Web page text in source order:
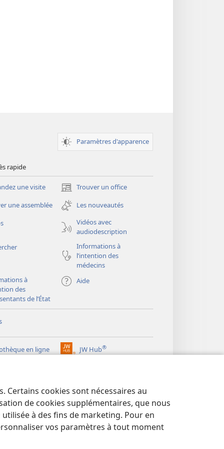
Certains cookies sont nécessaires au
de cookies supplémentaires, que nous
à des fins de marketing. Pour en
vos paramètres à tout moment
Paramètres d'apparence
rapide
une visite Trouver un office
(ouvre
une
nouvelle
fenêtre)
une assemblée
Les nouveautés
Vidéos avec
audiodescription
Informations à
l’intention des
médecins
à
des
de l’État
Aide
en ligne JW Hub®
(ouvre